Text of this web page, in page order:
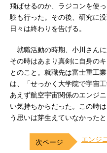
飛ばせるのか、ラジコンを使
験も行った。その後、研究に
日々は終わりを告げる。
就職活動の時期、小川さんに
その時はあまり真剣に自身の
とのこと。就職先は富士重工
は、「せっかく大学院で宇宙
あえず航空宇宙関係のエンジ
い気持ちからだった。この時
う思いは芽生えていなかったと
エンジ